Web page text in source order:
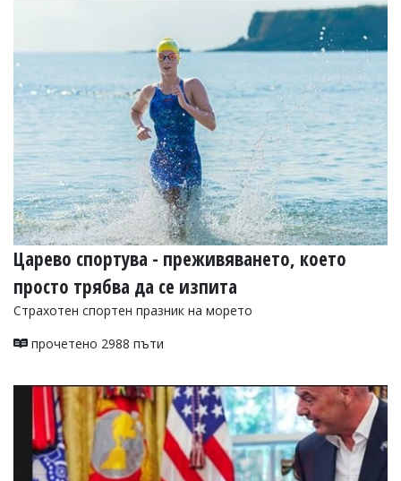
Царево спортува - преживяването, което
просто трябва да се изпита
Страхотен спортен празник на морето
прочетено 2988 пъти